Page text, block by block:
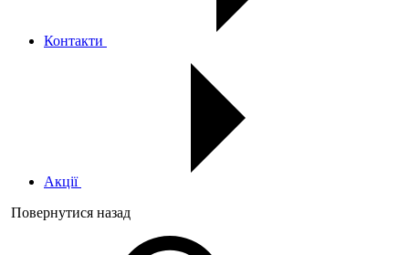
Контакти
Акції
Повернутися назад